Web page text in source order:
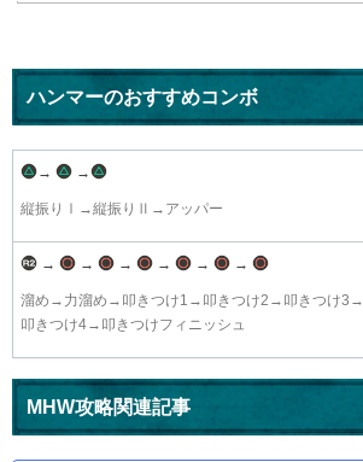
ハンマーのおすすめコンボ
→ →
縦振りⅠ→縦振りⅡ→アッパー
→ → → → → →
溜め→力溜め→叩きつけ1→叩きつけ2→叩きつけ3→
叩きつけ4→叩きつけフィニッシュ
MHW攻略関連記事